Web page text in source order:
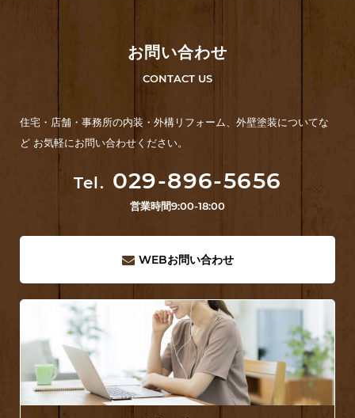
お問い合わせ
CONTACT US
住宅・店舗・事務所の内装・外構リフォーム、外壁塗装についてな
ど お気軽にお問い合わせください。
Tel. 029-896-5656
営業時間9:00-18:00
WEBお問い合わせ